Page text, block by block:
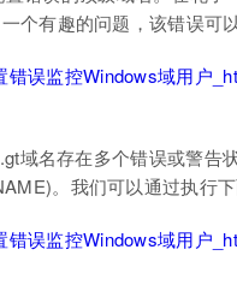
个有趣的问题，该错误可
域名存在多个错误或警告
。我们可以通过执行